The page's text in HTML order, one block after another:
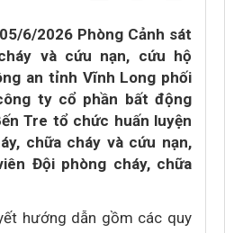
6/2026 Phòng Cảnh sát
và cứu nạn, cứu hộ
an tỉnh Vĩnh Long phối
ty cổ phần bất động
Tre tổ chức huấn luyện
chữa cháy và cứu nạn,
Đội phòng cháy, chữa
hướng dẫn gồm các quy